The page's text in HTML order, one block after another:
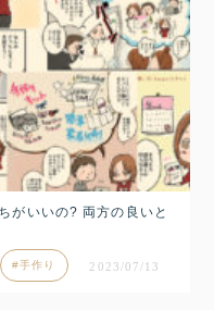
がいいの? 両方の良いと
手作り 2023/07/13